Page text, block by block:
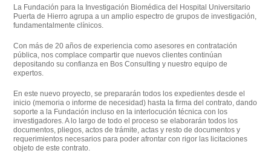
La Fundación para la Investigación Biomédica del Hospital Universitario
Puerta de Hierro agrupa a unamplio espectro de grupos de investigación
fundamentalmente clínicos.
Con más de 20 años de experiencia como asesores en contratación
pública, nos complace compartir que nuevos clientes continúan
depositando su confianza en Bos Consulting y nuestro equipo de
expertos.
En este nuevo proyecto, se prepararán todos los expedientes desde el
inicio (memoria o informe de necesidad) hasta la firma del contrato, dando
soporte a la Fundación incluso en la interlocución técnica con los
investigadores. A lo largo de todo el proceso se elaborarán todos los
documentos, pliegos, actos de trámite, actas y resto de documentos y
requerimientos necesarios para poder afrontar con rigor las licitaciones
objeto de este contrato.